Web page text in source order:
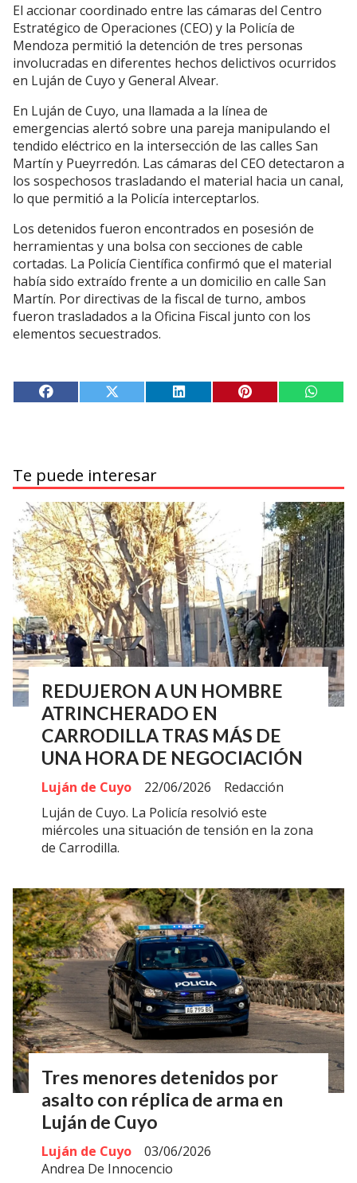
El accionar coordinado entre las cámaras del Centro
Estratégico de Operaciones (CEO) y la Policía de
Mendoza permitió la detención de tres personas
involucradas en diferentes hechos delictivos ocurridos
en Luján de Cuyo y General Alvear.
En Luján de Cuyo, una llamada a la línea de
emergencias alertó sobre una pareja manipulando el
tendido eléctrico en la intersección de las calles San
Martín y Pueyrredón. Las cámaras del CEO detectaron a
los sospechosos trasladando el material hacia un canal,
lo que permitió a la Policía interceptarlos.
Los detenidos fueron encontrados en posesión de
herramientas y una bolsa con secciones de cable
cortadas. La Policía Científica confirmó que el material
había sido extraído frente a un domicilio en calle San
Martín. Por directivas de la fiscal de turno, ambos
fueron trasladados a la Oficina Fiscal junto con los
elementos secuestrados.
Te puede interesar
REDUJERON A UN HOMBRE
ATRINCHERADO EN
CARRODILLA TRAS MÁS DE
UNA HORA DE NEGOCIACIÓN
Redacción
Luján de Cuyo
22/06/2026
Luján de Cuyo. La Policía resolvió este
miércoles una situación de tensión en la zona
de Carrodilla.
Tres menores detenidos por
asalto con réplica de arma en
Luján de Cuyo
Andrea De Innocencio
Luján de Cuyo 03/06/2026